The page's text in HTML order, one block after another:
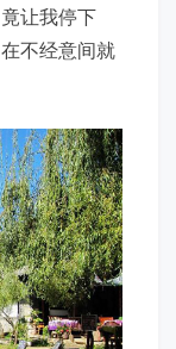
让我停下
不经意间就